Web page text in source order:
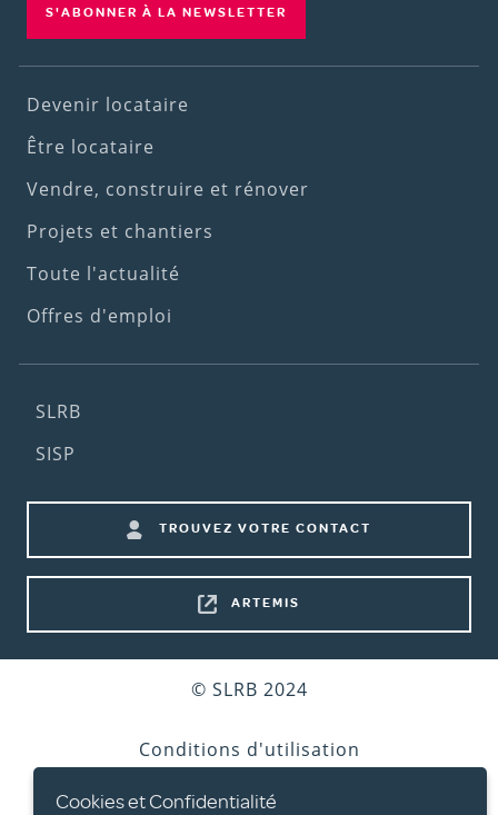
S'ABONNER À LA NEWSLETTER
Footer
(1st
menu)
Devenir locataire
Être locataire
Vendre, construire et rénover
Projets et chantiers
Toute l'actualité
Offres d'emploi
Footer
(2nd
SLRB
SISP
Footer
shortcuts
TROUVEZ VOTRE CONTACT
ARTEMIS
© SLRB 2024
Conditions d'utilisation
Vie privée
Cookies et Confidentialité